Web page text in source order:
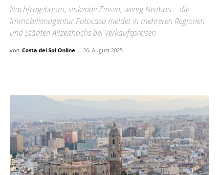
Nachfrageboom, sinkende Zinsen, wenig Neubau – die
Immobilienagentur Fotocasa meldet in mehreren Regionen
und Städten Allzeithochs bei Verkaufspreisen
von Costa del Sol Online - 26. August 2025